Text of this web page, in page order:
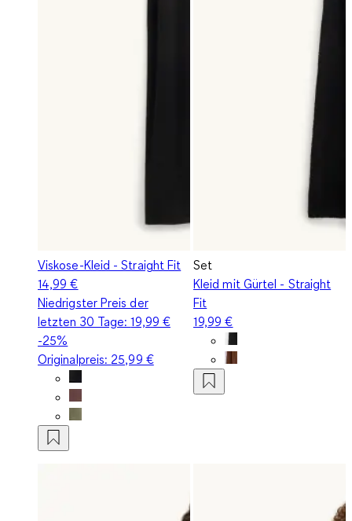
Viskose-Kleid - Straight Fit
14,99 €
Niedrigster Preis der
letzten 30 Tage:19,99 €
-25%
Originalpreis: 25,99 €
Set
Kleid mit Gürtel - Straight
Fit
19,99 €